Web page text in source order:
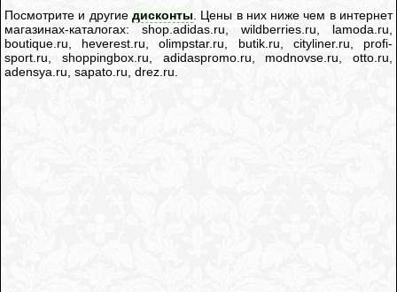
Посмотрите и другие дисконты . Цены в них ниже чем в интернет
магазинах-каталогах: shop.adidas.ru, wildberries.ru, lamoda.ru,
boutique.ru, heverest.ru, olimpstar.ru, butik.ru, cityliner.ru, profi-
sport.ru, shoppingbox.ru, adidaspromo.ru, modnovse.ru, otto.ru,
adensya.ru, sapato.ru, drez.ru.